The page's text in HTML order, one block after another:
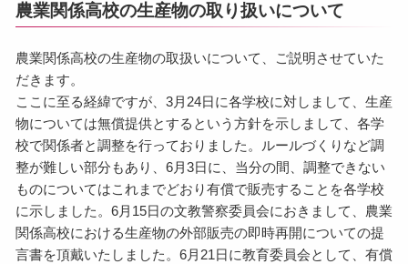
農業関係高校の生産物の取り扱いについて
農業関係高校の生産物の取扱いについて、ご説明させていた
だきます。
ここに至る経緯ですが、3月24日に各学校に対しまして、生産
物については無償提供とするという方針を示しまして、各学
校で関係者と調整を行っておりました。ルールづくりなど調
整が難しい部分もあり、6月3日に、当分の間、調整できない
ものについてはこれまでどおり有償で販売することを各学校
に示しました。6月15日の文教警察委員会におきまして、農業
関係高校における生産物の外部販売の即時再開についての提
言書を頂戴いたしました。6月21日に教育委員会として、有償